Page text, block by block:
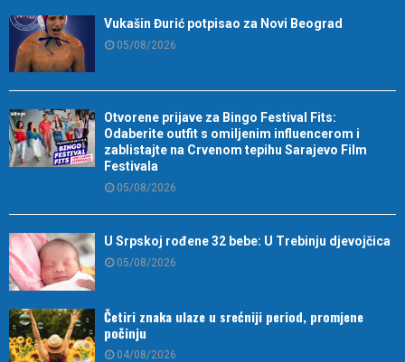
Vukašin Đurić potpisao za Novi Beograd
05/08/2026
Otvorene prijave za Bingo Festival Fits:
Odaberite outfit s omiljenim influencerom i
zablistajte na Crvenom tepihu Sarajevo Film
Festivala
05/08/2026
U Srpskoj rođene 32 bebe: U Trebinju djevojčica
05/08/2026
Četiri znaka ulaze u srećniji period, promjene
počinju
04/08/2026